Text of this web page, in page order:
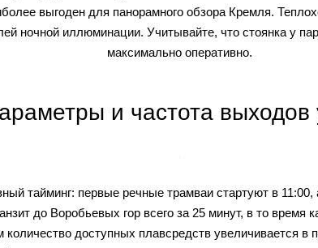
выгоден для панорамного обзора Кремля.
ночной иллюминации. Учитывайте, что стоянка у
максимально оперативно.
и частота выходов
тайминг: первые речные трамваи стартуют в
до Воробьевых гор всего за 25 минут, в то
доступных плавсредств увеличивается